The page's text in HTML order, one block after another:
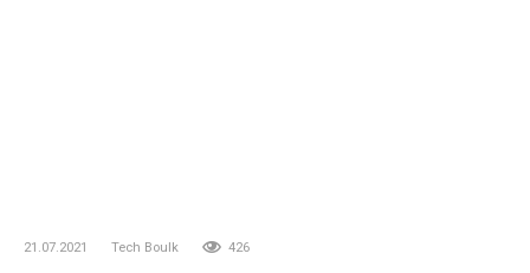
21.07.2021 Tech Boulk 426